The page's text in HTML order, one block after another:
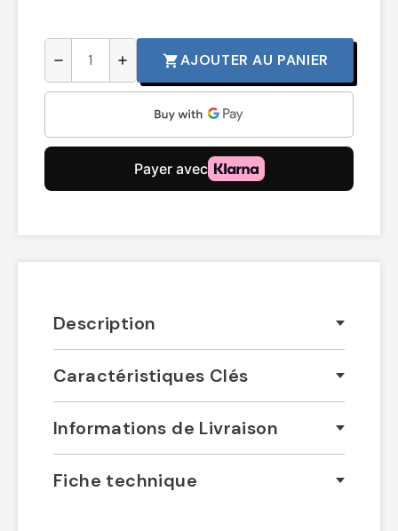
remove add shopping_cartAJOUTER AU PANIER
Description
Caractéristiques Clés
Informations de Livraison
Fiche technique